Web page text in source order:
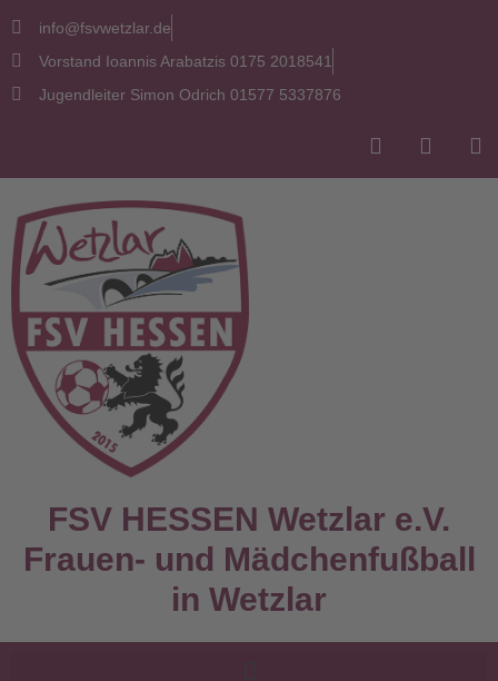
info@fsvwetzlar.de
Vorstand Ioannis Arabatzis 0175 2018541
Jugendleiter Simon Odrich 01577 5337876
FSV HESSEN Wetzlar e.V.
Frauen- und Mädchenfußball
in Wetzlar